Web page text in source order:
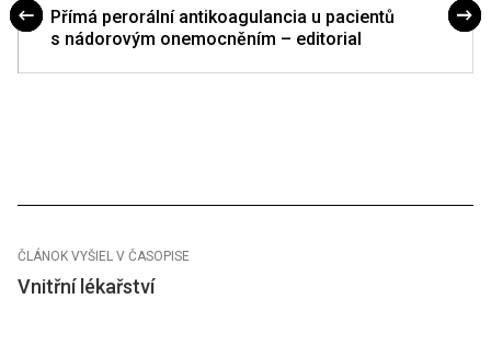
Přímá perorální antikoagulancia u pacientů
s nádorovým onemocněním – editorial
ČLÁNOK VYŠIEL V ČASOPISE
Vnitřní lékařství